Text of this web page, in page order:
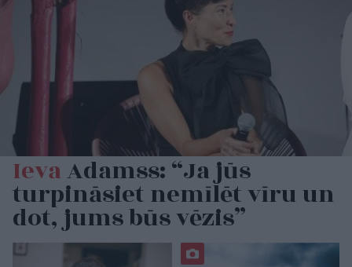
IevaAdamss: “Ja jūs
turpināsiet nemīlēt vīru un
dot, jums būs vēzis”